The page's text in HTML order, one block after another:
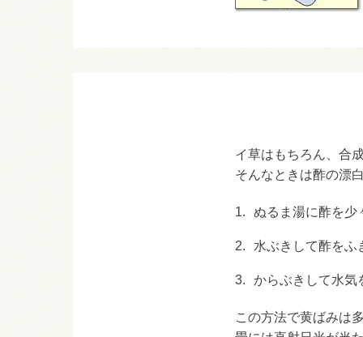
イ草はもちろん、合
そんなときは酢の漂
1. ぬるま湯に酢を少
2. 水ぶきして酢をふ
3. からぶきして水気
この方法で黄ばみは